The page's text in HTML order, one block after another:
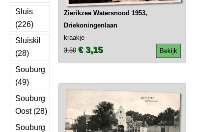
Sluis
(226)
Sluiskil
(28)
Souburg
(49)
Souburg
Oost (28)
Souburg
Zierikzee Watersnood 1953,
Driekoningenlaan
kraakje
Bekijk
3,50 € 3,15